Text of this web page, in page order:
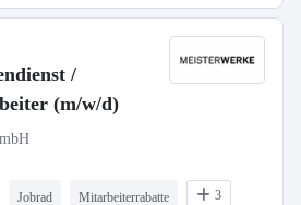
/
(m/w/d)
Jobrad Mitarbeiterrabatte 3